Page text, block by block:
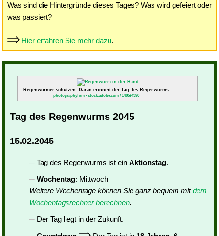
Was sind die Hintergründe dieses Tages? Was wird gefeiert oder
was passiert?
Hier erfahren Sie mehr dazu.
Regenwürmer schützen: Daran erinnert der Tag des Regenwurms
photographyfirm - stock.adobe.com / 140594390
Tag des Regenwurms 2045
15.02.2045
Tag des Regenwurms ist ein Aktionstag.
Wochentag: Mittwoch
Weitere Wochentage können Sie ganz bequem mitdem
Wochentagsrechner berechnen.
Der Tag liegt in der Zukunft.